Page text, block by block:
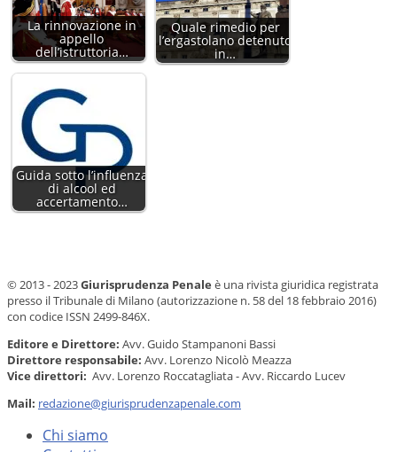
La rinnovazione in
appello
dell’istruttoria…
Quale rimedio per
l’ergastolano detenuto
in…
Guida sotto l’influenza
di alcool ed
accertamento…
© 2013 - 2023Giurisprudenza Penale è una rivista giuridica registrata
presso il Tribunale di Milano (autorizzazione n. 58 del 18 febbraio 2016)
con codice ISSN 2499-846X.
Editore e Direttore: Avv. Guido Stampanoni Bassi
Direttore responsabile: Avv. Lorenzo Nicolò Meazza
Vice direttori: Avv. Lorenzo Roccatagliata - Avv. Riccardo Lucev
Mail: redazione@giurisprudenzapenale.com
Chi siamo